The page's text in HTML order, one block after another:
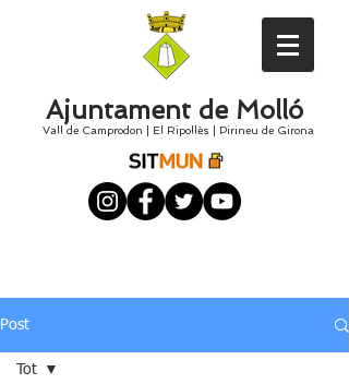
Ajuntament de Molló
Vall de Camprodon El Ripollès Pirineu de Girona
Post
Tot